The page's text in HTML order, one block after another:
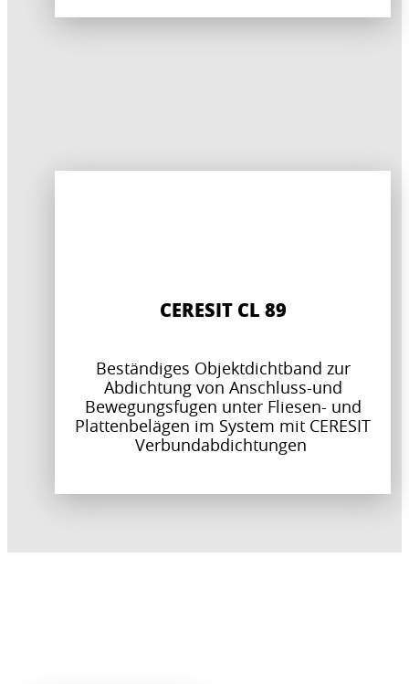
CERESIT CL 89
Beständiges Objektdichtband zur
Abdichtung von Anschluss-und
Bewegungsfugen unter Fliesen- und
Plattenbelägen im System mit CERESIT
Verbundabdichtungen